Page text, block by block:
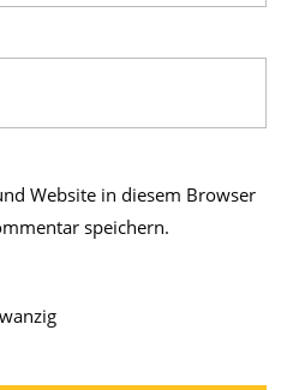
Website in diesem Browser
speichern.